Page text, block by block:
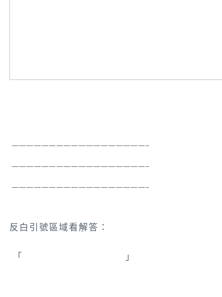
——————————————————–
——————————————————–
——————————————————–
反白引號區域看解答：
「 」